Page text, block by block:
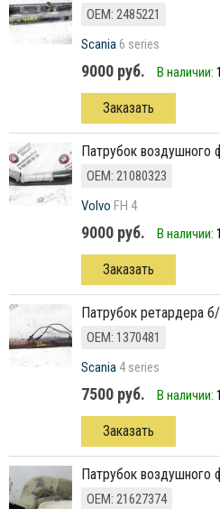
ОЕМ: 2485221
Scania6 series
9000 руб. В наличии:
Заказать
патрубок воздушного
ОЕМ: 21080323
Volvo FH 4
9000 руб. В наличии:
Заказать
Патрубок ретардера
ОЕМ: 1370481
Scania 4 series
7500 руб. В наличии:
Заказать
патрубок воздушного
ОЕМ: 21627374